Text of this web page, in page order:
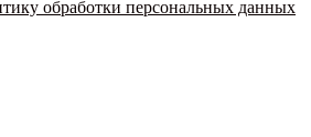
обработки персональных данных